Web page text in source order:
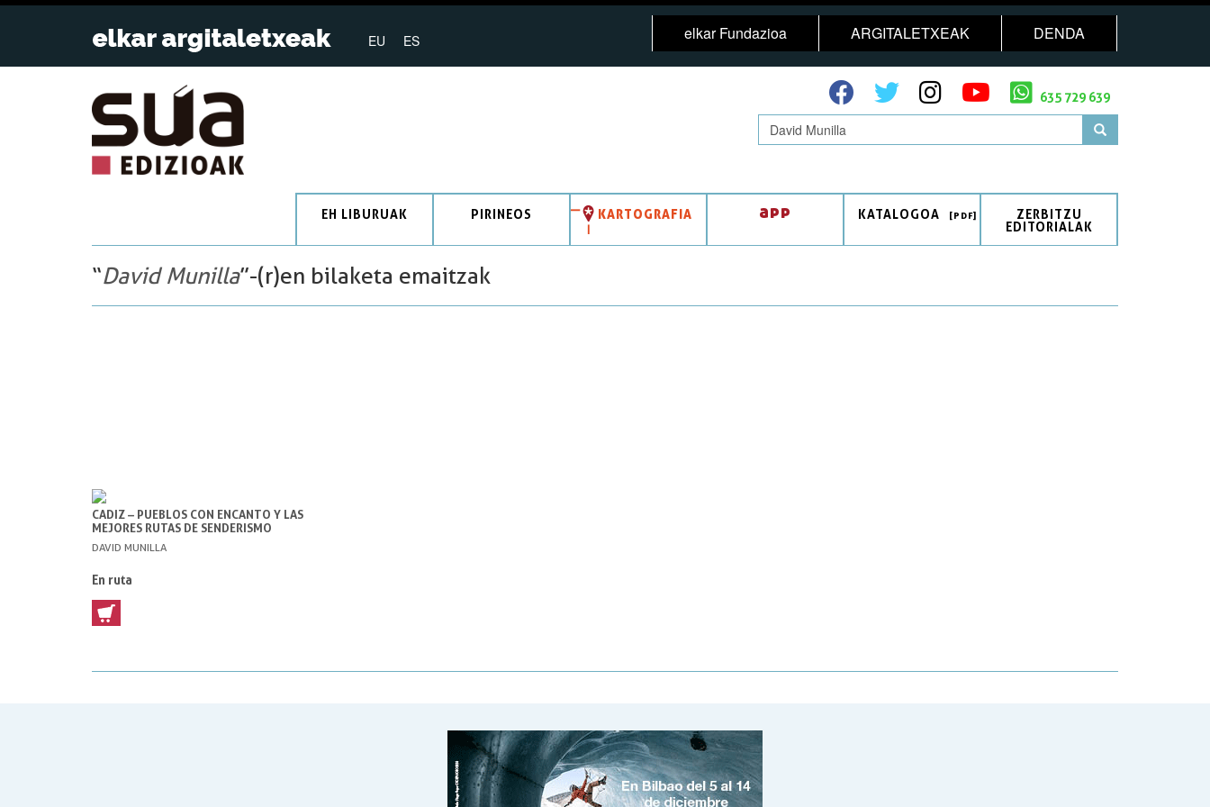
EU ES elkar Fundazioa ARGITALETXEAK DENDA
635 729 639
EH LIBURUAK PIRINEOS KARTOGRAFIA app KATALOGOA
ZERBITZU
EDITORIALAK
“David Munilla”-(r)en bilaketa emaitzak
CADIZ – PUEBLOS CON ENCANTO Y LAS
MEJORES RUTAS DE SENDERISMO
DAVID MUNILLA
En ruta